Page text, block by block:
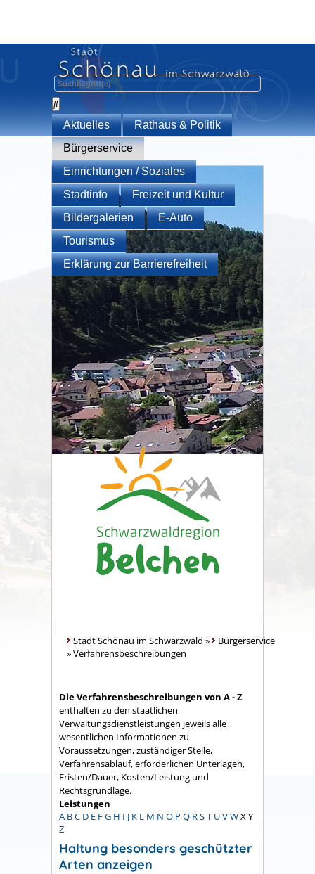
Aktuelles
Rathaus & Politik
Bürgerservice
Einrichtungen / Soziales
Stadtinfo
Freizeit und Kultur
Bildergalerien
E-Auto
Tourismus
Erklärung zur Barrierefreiheit
Stadt Schönau im Schwarzwald »
Bürgerservice
»Verfahrensbeschreibungen
Die Verfahrensbeschreibungen von A - Z
enthalten zu den staatlichen
Verwaltungsdienstleistungen jeweils alle
wesentlichen Informationen zu
Voraussetzungen, zuständiger Stelle,
Verfahrensablauf, erforderlichen Unterlagen,
Fristen/Dauer, Kosten/Leistung und
Rechtsgrundlage.
Leistungen
A BC D E FG H I J K L M N O P Q RST UVWX Y
Z
Haltung besonders geschützter
Arten anzeigen